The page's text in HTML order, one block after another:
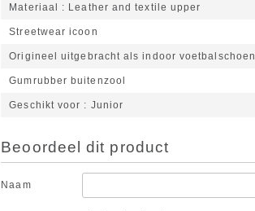
Materiaal Leather and textile upper
Streetwear icoon
Origineel uitgebracht als indoor voetbalschoen
Gumrubber buitenzool
Geschikt voor Junior
Beoordeel dit product
Naam